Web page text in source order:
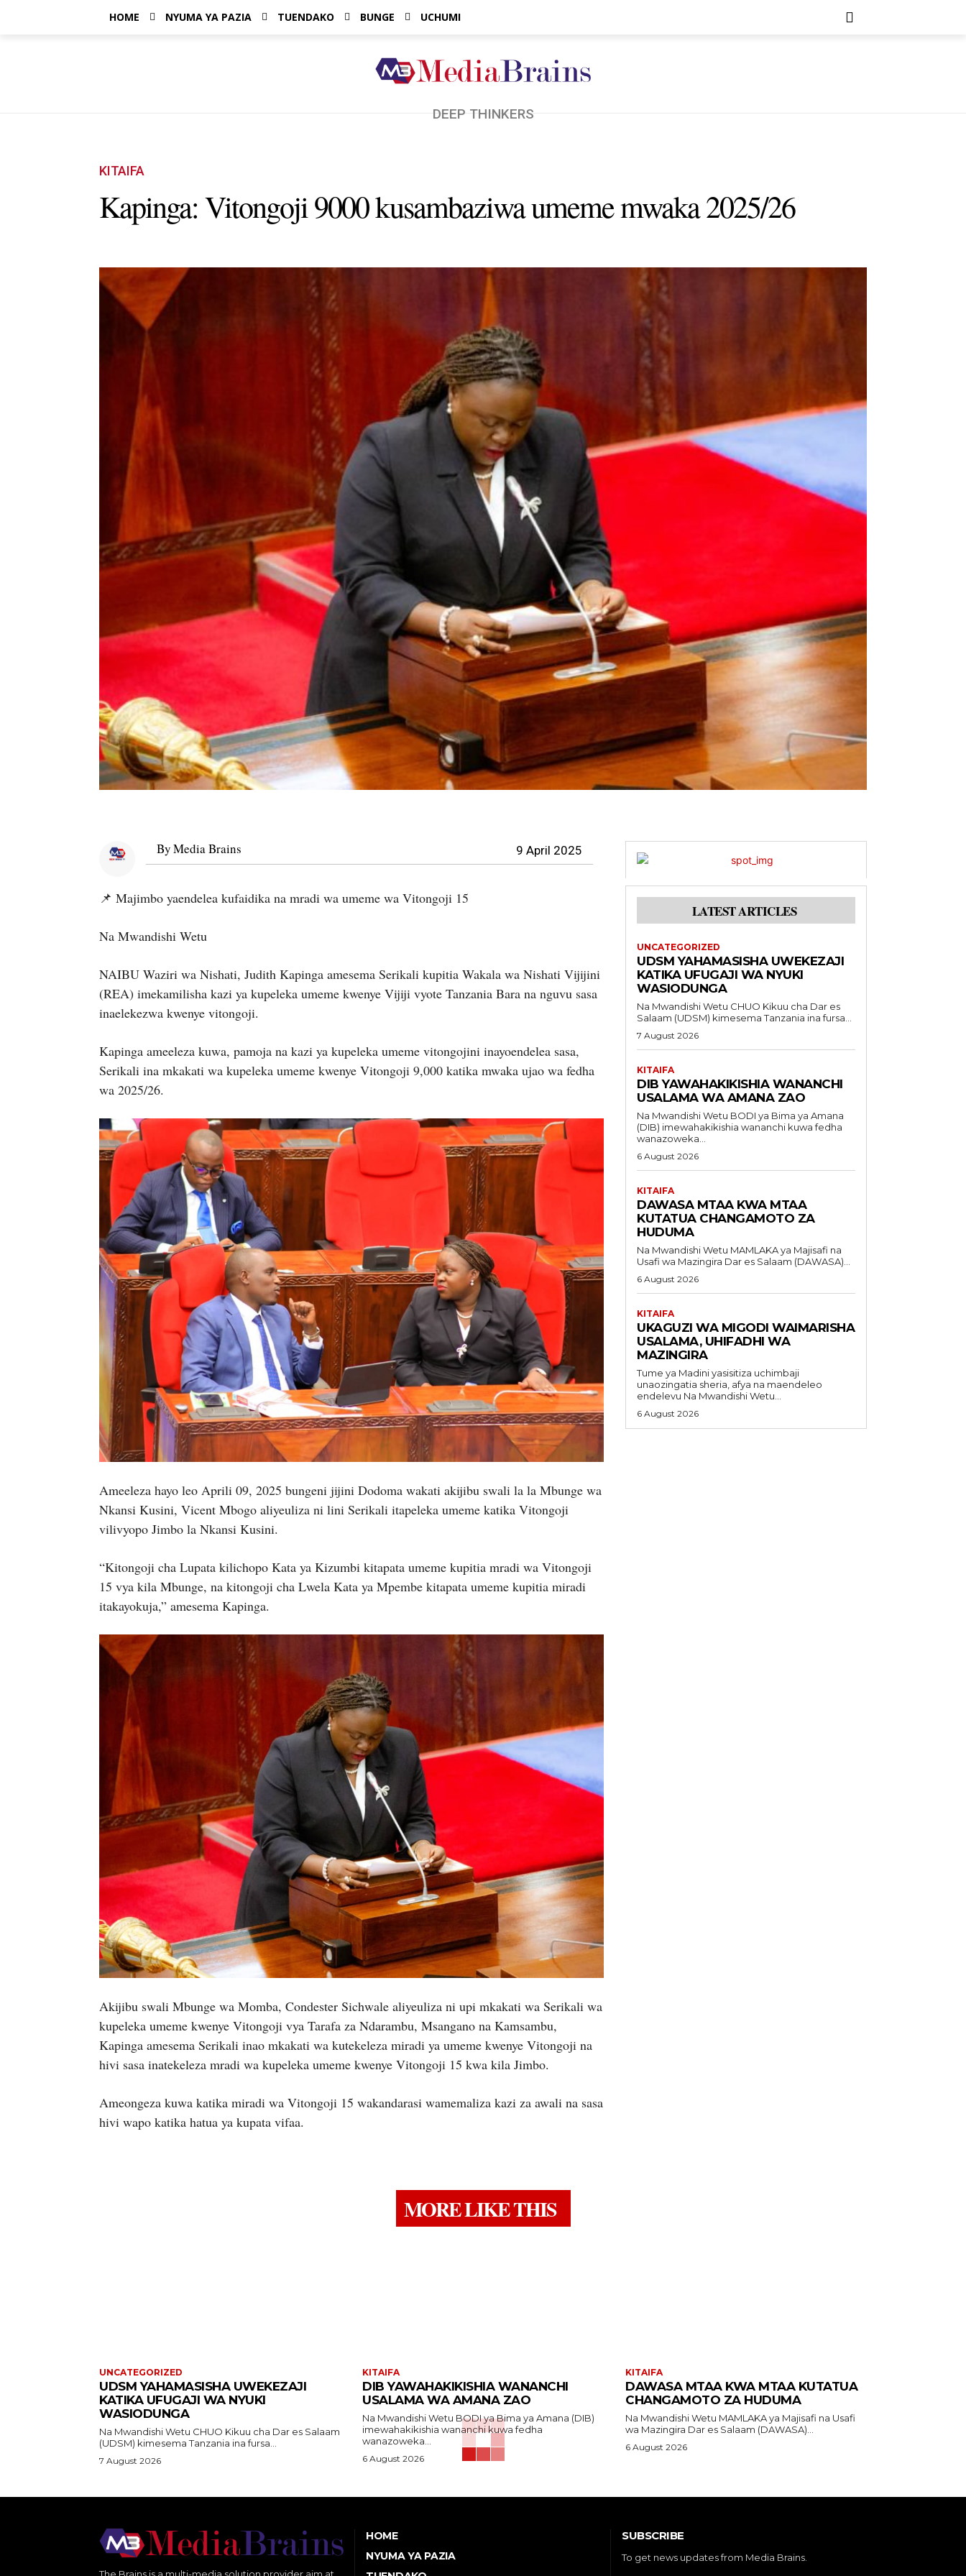
HOME NYUMA YA PAZIA TUENDAKO BUNGE UCHUMI
DEEP THINKERS
KITAIFA
Kapinga: Vitongoji 9000 kusambaziwa umeme mwaka 2025/26
ByMedia Brains 9 April 2025
📌 Majimbo yaendelea kufaidika na mradi wa umeme wa Vitongoji 15
Na Mwandishi Wetu
NAIBU Waziri wa Nishati, Judith Kapinga amesema Serikali kupitia Wakala wa Nishati Vijijini
(REA) imekamilisha kazi ya kupeleka umeme kwenye Vijiji vyote Tanzania Bara na nguvu sasa
inaelekezwa kwenye vitongoji.
Kapinga ameeleza kuwa, pamoja na kazi ya kupeleka umeme vitongojini inayoendelea sasa,
Serikali ina mkakati wa kupeleka umeme kwenye Vitongoji 9,000 katika mwaka ujao wa fedha
wa 2025/26.
Ameeleza hayo leo Aprili 09, 2025 bungeni jijini Dodoma wakati akijibu swali la la Mbunge wa
Nkansi Kusini, Vicent Mbogo aliyeuliza ni lini Serikali itapeleka umeme katika Vitongoji
vilivyopo Jimbo la Nkansi Kusini.
“Kitongoji cha Lupata kilichopo Kata ya Kizumbi kitapata umeme kupitia mradi wa Vitongoji
15 vya kila Mbunge, na kitongoji cha Lwela Kata ya Mpembe kitapata umeme kupitia miradi
itakayokuja,” amesema Kapinga.
Akijibu swali Mbunge wa Momba, Condester Sichwale aliyeuliza ni upi mkakati wa Serikali wa
kupeleka umeme kwenye Vitongoji vya Tarafa za Ndarambu, Msangano na Kamsambu,
Kapinga amesema Serikali inao mkakati wa kutekeleza miradi ya umeme kwenye Vitongoji na
hivi sasa inatekeleza mradi wa kupeleka umeme kwenye Vitongoji 15 kwa kila Jimbo.
Ameongeza kuwa katika miradi wa Vitongoji 15 wakandarasi wamemaliza kazi za awali na sasa
hivi wapo katika hatua ya kupata vifaa.
LATEST ARTICLES
UNCATEGORIZED
UDSM YAHAMASISHA UWEKEZAJI
KATIKA UFUGAJI WA NYUKI
WASIODUNGA
Na Mwandishi Wetu CHUO Kikuu cha Dar es
Salaam (UDSM) kimesema Tanzania ina fursa...
7 August 2026
KITAIFA
DIB YAWAHAKIKISHIA WANANCHI
USALAMA WA AMANA ZAO
Na Mwandishi Wetu BODI ya Bima ya Amana
(DIB) imewahakikishia wananchi kuwa fedha
wanazoweka...
6 August 2026
KITAIFA
DAWASA MTAA KWA MTAA
KUTATUA CHANGAMOTO ZA
HUDUMA
Na Mwandishi Wetu MAMLAKA ya Majisafi na
Usafi wa Mazingira Dar es Salaam (DAWASA)...
6 August 2026
KITAIFA
UKAGUZI WA MIGODI WAIMARISHA
USALAMA, UHIFADHI WA
MAZINGIRA
Tume ya Madini yasisitiza uchimbaji
unaozingatia sheria, afya na maendeleo
endelevu Na Mwandishi Wetu...
6 August 2026
MORE LIKE THIS
UNCATEGORIZED
UDSM YAHAMASISHA UWEKEZAJI
KATIKA UFUGAJI WA NYUKI
WASIODUNGA
Na Mwandishi Wetu CHUO Kikuu cha Dar es Salaam
(UDSM) kimesema Tanzania ina fursa...
7 August 2026
KITAIFA
DIB YAWAHAKIKISHIA WANANCHI
USALAMA WA AMANA ZAO
Na Mwandishi Wetu BODI ya Bima ya Amana (DIB)
imewahakikishia wananchi kuwa fedha
wanazoweka...
6 August 2026
KITAIFA
DAWASA MTAA KWA MTAA KUTATUA
CHANGAMOTO ZA HUDUMA
Na Mwandishi Wetu MAMLAKA ya Majisafi na Usafi
wa Mazingira Dar es Salaam (DAWASA)...
6 August 2026
HOME
NYUMA YA PAZIA
SUBSCRIBE
To get news updates from Media Brains.